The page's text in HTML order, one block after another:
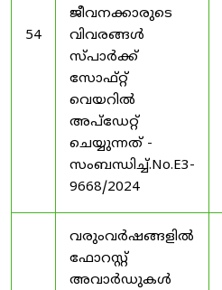
54
ജീവനക്കാരുടെ
വിവരങ്ങൾ
സ്പാർക്ക്
സോഫ്റ്റ്
വെയറിൽ
അപ്ഡേറ്റ്
ചെയ്യുന്നത് -
സംബന്ധിച്ച്.No.E3-
9668/2024
വരുംവർഷങ്ങളിൽ
ഫോറസ്റ്റ്
അവാർഡുകൾ